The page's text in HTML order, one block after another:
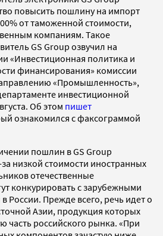
повысить пошлину на импорт
от таможенной стоимости,
компаниям. Такое
GS Group озвучил на
«Инвестиционная политика и
финансирования» комиссии
«Промышленность»,
инвестиционной
Об этом пишет
ознакомился с факсограммой
пошлин в GS Group
низкой стоимости иностранных
отечественные
конкурировать с зарубежными
России. Прежде всего, речь идет о
Азии, продукция которых
часть российского рынка. «При